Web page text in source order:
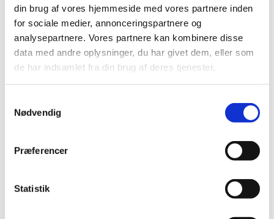
din brug af vores hjemmeside med vores partnere inden
for sociale medier, annonceringspartnere og
analysepartnere. Vores partnere kan kombinere disse
data med andre oplysninger, du har givet dem, eller som
de har indsamlet fra din brug af deres tjenester.
Nødvendig
Præferencer
Statistik
2018 (150)
2017 (167)
2016 (167)
2015 (33)
oktober (2)
juni (9)
marts (2)